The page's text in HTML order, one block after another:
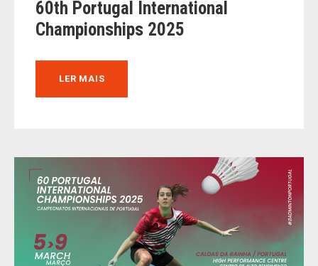
60th Portugal International
Championships 2025
LER MAIS